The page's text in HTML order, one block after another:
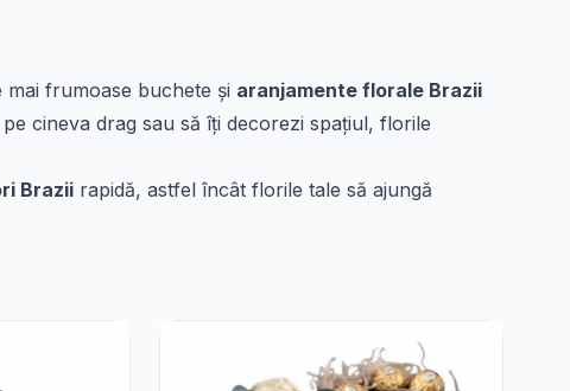
mai frumoase buchete și aranjamente florale Brazii
cineva drag sau să îți decorezi spațiul, florile
Brazii rapidă, astfel încât florile tale să ajungă